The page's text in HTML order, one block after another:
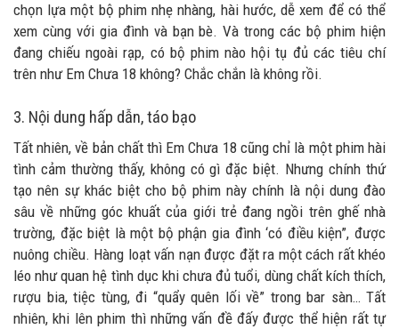
chọn lựa một bộ phim nhẹ nhàng, hài hước, dễ xem để có thể
xem cùng với gia đình và bạn bè. Và trong các bộ phim hiện
đang chiếu ngoài rạp, có bộ phim nào hội tụ đủ các tiêu chí
trên như Em Chưa 18 không? Chắc chắn là không rồi.
3. Nội dung hấp dẫn, táo bạo
Tất nhiên, về bản chất thì Em Chưa 18 cũng chỉ là một phim hài
tình cảm thường thấy, không có gì đặc biệt. Nhưng chính thứ
tạo nên sự khác biệt cho bộ phim này chính là nội dung đào
sâu về những góc khuất của giới trẻ đang ngồi trên ghế nhà
trường, đặc biệt là một bộ phận gia đình ‘có điều kiện”, được
nuông chiều. Hàng loạt vấn nạn được đặt ra một cách rất khéo
léo như quan hệ tình dục khi chưa đủ tuổi, dùng chất kích thích,
rượu bia, tiệc tùng, đi “quẩy quên lối về” trong bar sàn… Tất
nhiên, khi lên phim thì những vấn đề đấy được thể hiện rất tự